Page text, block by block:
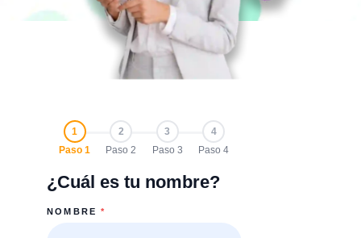
1
Paso 1
2
Paso 2
3
Paso 3
4
Paso 4
¿Cuál es tu nombre?
NOMBRE*